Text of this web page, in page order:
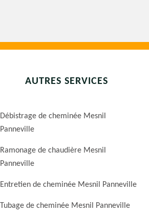
AUTRES SERVICES
Débistrage de cheminée Mesnil
Panneville
Ramonage de chaudière Mesnil
Panneville
Entretien de cheminée Mesnil Panneville
Tubage de cheminée Mesnil Panneville